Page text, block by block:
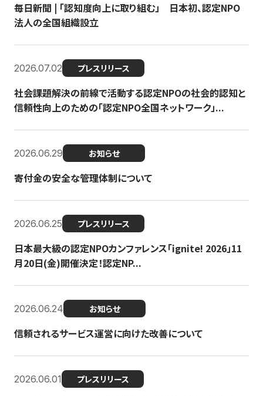
毎日新聞 | 「認知度向上に取り組む」 日本初、認定NPO
法人の全国組織設立
2026.07.02 プレスリリース
社会課題解決の前線で活動する認定NPOの社会的認知と
信頼性向上のための「認定NPO全国ネットワーク」...
2026.06.29 お知らせ
寄付金の安全な管理体制について
2026.06.25 プレスリリース
日本最大級の認定NPOカンファレンス「ignite! 2026」11
月20日(金)開催決定！認定NP...
2026.06.24 お知らせ
信頼されるサービス運営に向けた改善について
2026.06.01 プレスリリース